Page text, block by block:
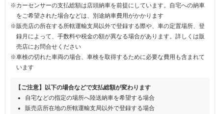
※カーセンサーの支払総額は店頭納車を前提にしています。自宅への納車
をご希望された場合などは、別途納車費用がかかります
※販売店の所在する所轄運輸支局以外で登録する際や、車の定置場所、登
録月によって、手数料や税金の額が異なる場合があります。詳しくは販
売店にお問合せください
※車検の切れた車両の場合、車検を取得するために必要な費用も含まれて
います
【ご注意】以下の場合などで支払総額が変わります
自宅などの指定の場所へ陸送納車を希望する場合
販売店所在地の所轄運輸支局以外で登録する場合